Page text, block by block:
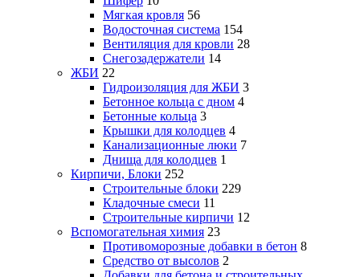
Мягкая кровля 56
Водосточная система 154
Вентиляция для кровли 28
Снегозадержатели 14
ЖБИ 22
Гидроизоляция для ЖБИ 3
Бетонное кольца с дном 4
Бетонные кольца 3
Крышки для колодцев 4
Канализационные люки 7
Днища для колодцев 1
Кирпичи, Блоки 252
Строительные блоки 229
Кладочные смеси 11
Строительные кирпичи 12
Вспомогательная химия 23
Противоморозные добавки в бетон 8
Средство от высолов 2